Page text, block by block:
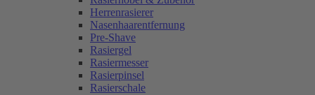
Herrenrasierer
Nasenhaarentfernung
Pre-Shave
Rasiergel
Rasiermesser
Rasierpinsel
Rasierschale